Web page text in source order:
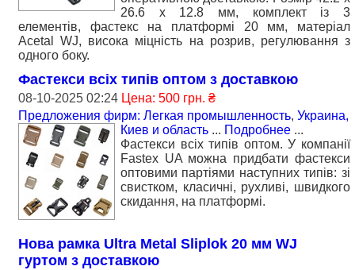
26.6 x 12.8 мм, комплект із 3
елементів, фастекс на платформі 20 мм, матеріал
Acetal WJ, висока міцність на розрив, регулювання з
одного боку.
Фастекси всіх типів оптом з доставкою
08-10-2025 02:24 Цена: 500 грн. ₴
Предложения фирм: Легкая промышленность, Украина,
Киев и область ... Подробнее ...
Фастекси всіх типів оптом. У компанії
Fastex UA можна придбати фастекси
оптовими партіями наступних типів: зі
свистком, класичні, рухливі, швидкого
скидання, на платформі.
Нова рамка Ultra Metal Sliplok 20 мм WJ
гуртом з доставкою